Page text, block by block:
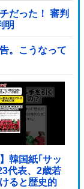
だった！ 審判
明
。こうなって
韓国紙｢サッ
代表、2歳若
ると歴史的